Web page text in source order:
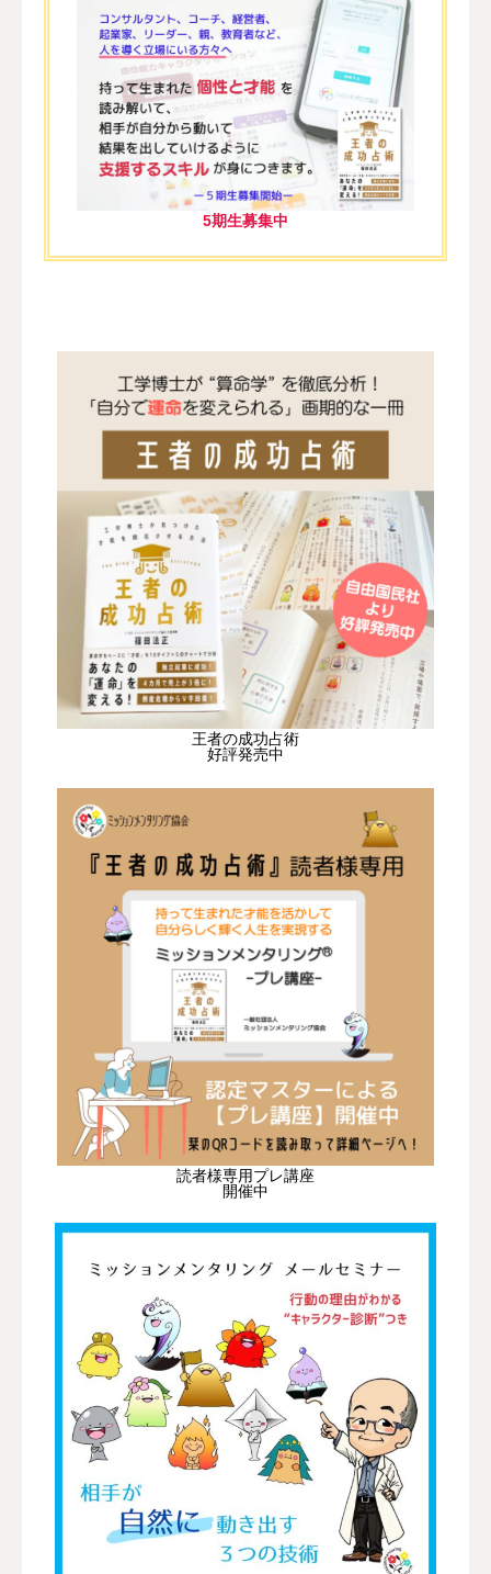
5期生募集中
王者の成功占術
好評発売中
読者様専用プレ講座
開催中